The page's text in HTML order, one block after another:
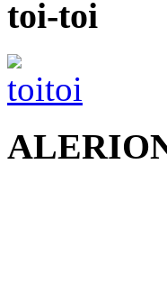
toi-toi